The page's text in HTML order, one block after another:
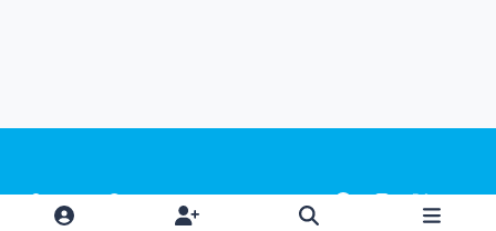
Light ModeDark ModeSystem Preference
f
i
x
y
o